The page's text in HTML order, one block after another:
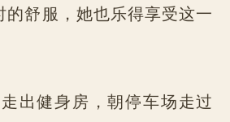
的舒服，她也乐得享受这一
出健身房，朝停车场走过